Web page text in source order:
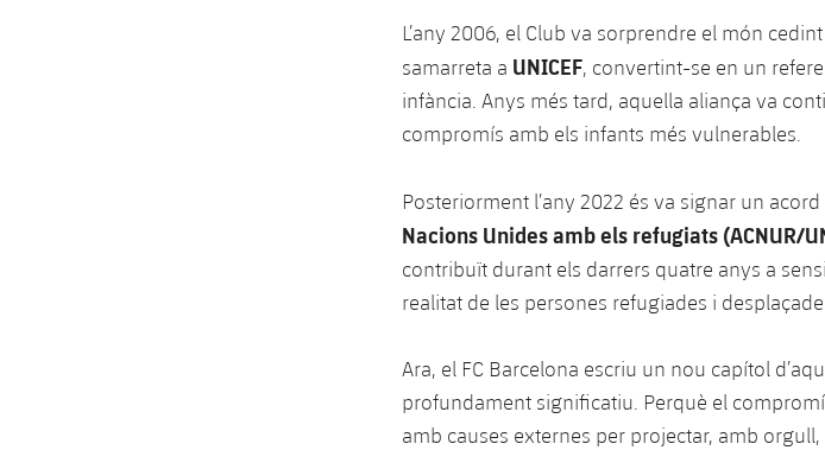
L’any 2006, el Club va sorprendre el món
samarreta a UNICEF, convertint-se en un
infància. Anys més tard, aquella aliança va
compromís amb els infants més vulnerables.
Posteriorment l’any 2022 és va signar un acord
Nacions Unides amb els refugiats (ACNUR/
contribuït durant els darrers quatre anys a
realitat de les persones refugiades i
Ara, el FC Barcelona escriu un nou capítol
profundament significatiu. Perquè el
amb causes externes per projectar, amb